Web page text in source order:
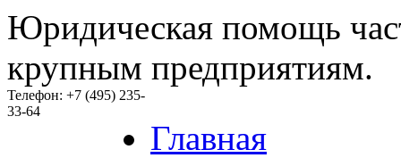
Юридическая помощь
крупным предприятиям.
Телефон: +7 (495) 235-
33-64
Главная